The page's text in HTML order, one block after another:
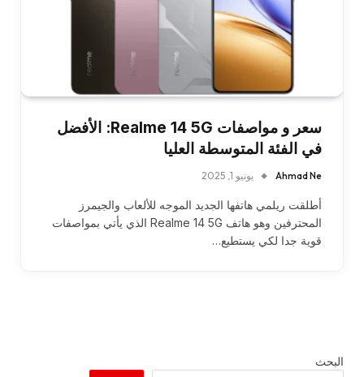
سعر و مواصفات Realme 14 5G: الأفضل
في الفئة المتوسطة العليا
Ahmad Ne يونيو 1, 2025
أطلقت ريلمي هاتفها الجديد الموجه للألعاب والجيمرز
المحترفين وهو هاتف Realme 14 5G الذي يأتي بمواصفات
قوية جدا لكي يستطيع…
البحث